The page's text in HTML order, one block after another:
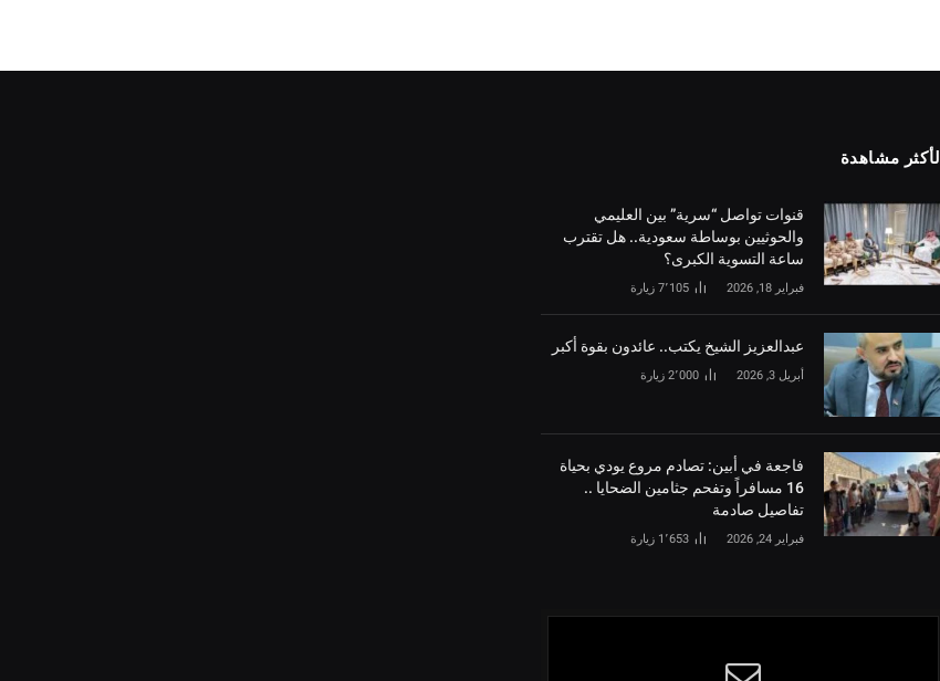
الأكثر مشاهدة
قنوات تواصل “سرية” بين العليمي
والحوثيين بوساطة سعودية.. هل تقترب
ساعة التسوية الكبرى؟
فبراير 18, 2026 7٬105 زيارة
‏عبدالعزيز الشيخ يكتب.. عائدون بقوة أكبر
أبريل 3, 2026 2٬000 زيارة
فاجعة في أبين: تصادم مروع يودي بحياة
16 مسافراً وتفحم جثامين الضحايا ..
تفاصيل صادمة
فبراير 24, 2026 1٬653 زيارة